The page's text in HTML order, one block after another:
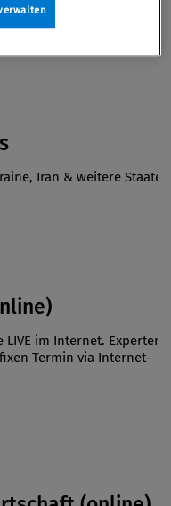
– Neue FE&I Leitlinie
Iran & weitere Staaten
im Internet. Experten
Termin via Internet-